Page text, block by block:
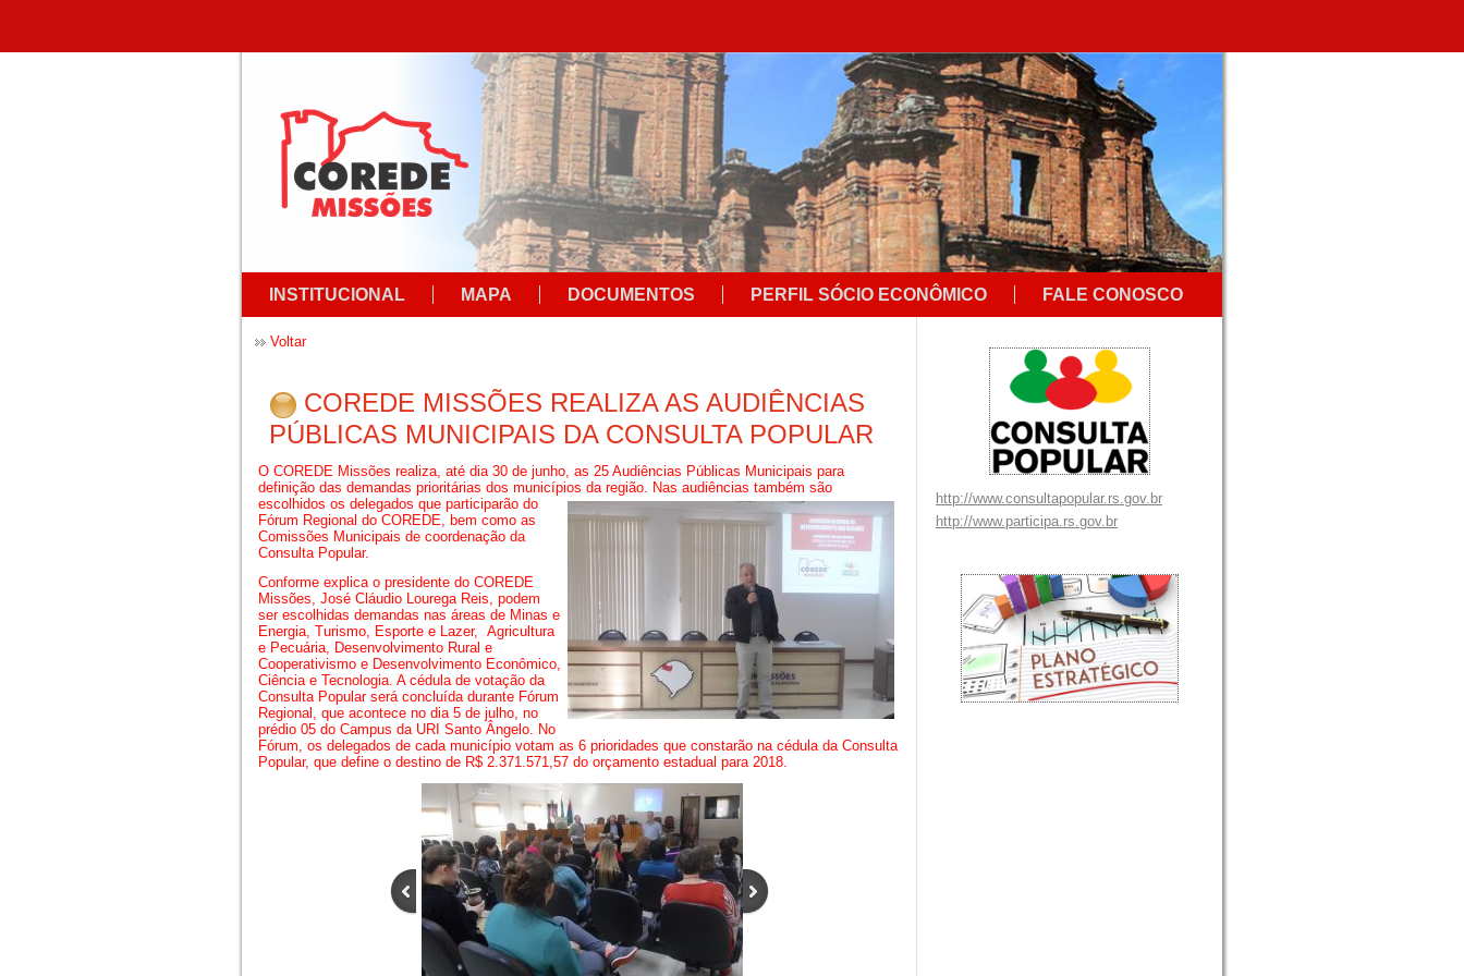
INSTITUCIONAL MAPA DOCUMENTOS PERFIL SÓCIO ECONÔMICO FALE CONOSCO
Voltar
COREDE MISSÕES REALIZA AS AUDIÊNCIAS
PÚBLICAS MUNICIPAIS DA CONSULTA POPULAR
O COREDE Missões realiza, até dia 30 de junho, as 25 Audiências Públicas Municipais para
definição das demandas prioritárias dos municípios da região. Nas audiências também são
escolhidos os delegados que participarão do
Fórum Regional do COREDE, bem como as
Comissões Municipais de coordenação da
Consulta Popular.
Conforme explica o presidente do COREDE
Missões, José Cláudio Lourega Reis, podem
ser escolhidas demandas nas áreas de Minas e
Energia, Turismo, Esporte e Lazer, Agricultura
e Pecuária, Desenvolvimento Rural e
Cooperativismo e Desenvolvimento Econômico,
Ciência e Tecnologia. A cédula de votação da
Consulta Popular será concluída durante Fórum
Regional, que acontece no dia 5 de julho, no
prédio 05 do Campus da URI Santo Ângelo. No
Fórum, os delegados de cada município votam as 6 prioridades que constarão na cédula da Consulta
Popular, que define o destino de R$ 2.371.571,57 do orçamento estadual para 2018.
http://www.consultapopular.rs.gov.br
http://www.participa.rs.gov.br